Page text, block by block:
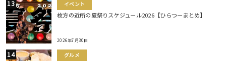
イベント
枚方の近所の夏祭りスケジュール2026【ひらつーまとめ】
2026年7月30日
グルメ